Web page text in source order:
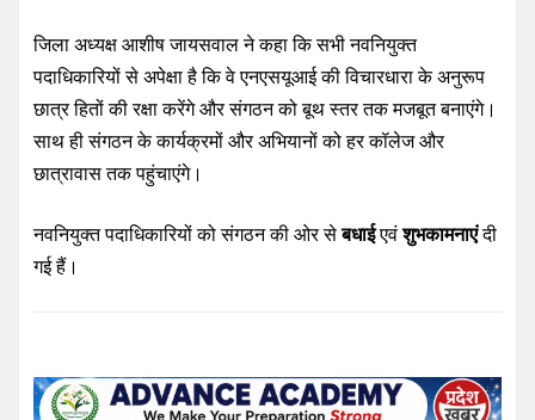
जिला अध्यक्ष आशीष जायसवाल ने कहा कि सभी नवनियुक्त
पदाधिकारियों से अपेक्षा है कि वे एनएसयूआई की विचारधारा के अनुरूप
छात्र हितों की रक्षा करेंगे और संगठन को बूथ स्तर तक मजबूत बनाएंगे।
साथ ही संगठन के कार्यक्रमों और अभियानों को हर कॉलेज और
छात्रावास तक पहुंचाएंगे।
नवनियुक्त पदाधिकारियों को संगठन की ओर सेबधाईएवंशुभकामनाएंदी
गई हैं।